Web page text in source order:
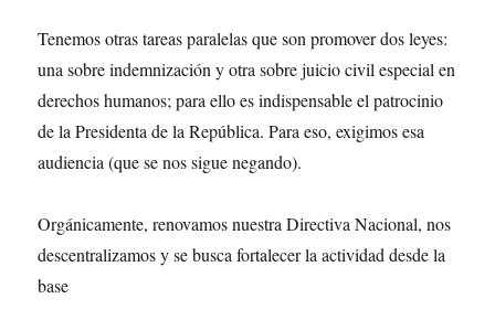
Tenemos otras tareas paralelas que son promover dos leyes:
una sobre indemnización y otra sobre juicio civil especial en
derechos humanos; para ello es indispensable el patrocinio
de la Presidenta de la República. Para eso, exigimos esa
audiencia (que se nos sigue negando).
Orgánicamente, renovamos nuestra Directiva Nacional, nos
descentralizamos y se busca fortalecer la actividad desde la
base